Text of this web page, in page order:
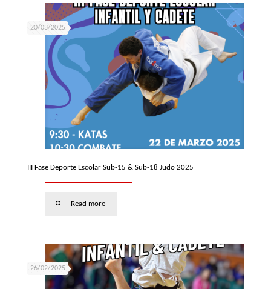
20/03/2025
III Fase Deporte Escolar Sub-15 & Sub-18 Judo 2025
Read more
26/02/2025